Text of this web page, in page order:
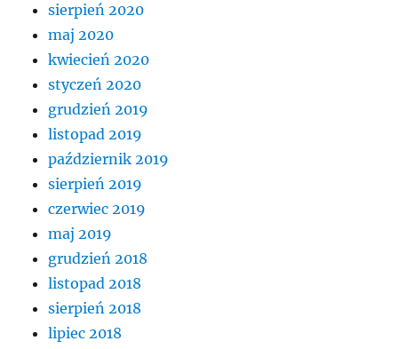
sierpień 2020
maj 2020
kwiecień 2020
styczeń 2020
grudzień 2019
listopad 2019
październik 2019
sierpień 2019
czerwiec 2019
maj 2019
grudzień 2018
listopad 2018
sierpień 2018
lipiec 2018